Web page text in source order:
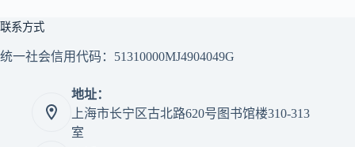
联系方式
统一社会信用代码：51310000MJ4904049G
地址：
上海市长宁区古北路620号图书馆楼310-313
室